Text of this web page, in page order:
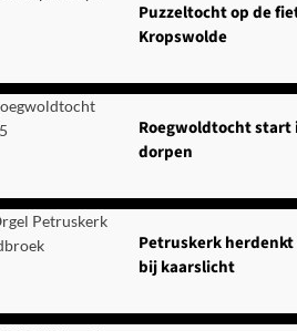
Puzzeltocht op de
Kropswolde
Roegwoldtocht start
dorpen
Petruskerk herdenkt
bij kaarslicht